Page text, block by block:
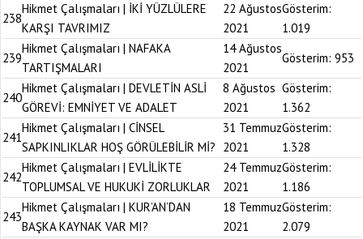
238
Hikmet Çalışmaları | İKİ YÜZLÜLERE
KARŞI TAVRIMIZ
22 Ağustos
2021
Gösterim:
1.019
239
Hikmet Çalışmaları | NAFAKA
TARTIŞMALARI
14 Ağustos
2021
Gösterim: 953
240
Hikmet Çalışmaları | DEVLETİN ASLİ
GÖREVİ: EMNİYET VE ADALET
8 Ağustos
2021
Gösterim:
1.362
241
Hikmet Çalışmaları | CİNSEL
SAPKINLIKLAR HOŞ GÖRÜLEBİLİR Mİ?
31 Temmuz
2021
Gösterim:
1.328
242
Hikmet Çalışmaları | EVLİLİKTE
TOPLUMSAL VE HUKUKİ ZORLUKLAR
24 Temmuz
2021
Gösterim:
1.186
243
Hikmet Çalışmaları | KUR’AN’DAN
BAŞKA KAYNAK VAR MI?
18 Temmuz
2021
Gösterim:
2.079